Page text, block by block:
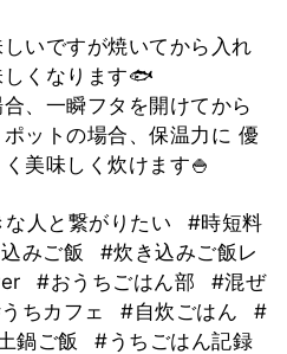
いですが焼いてから入れ
しくなります🐟
、一瞬フタを開けてから
ットの場合、保温力に 優
美味しく炊けます🍚
人と繋がりたい
#時短料
みご飯
#炊き込みご飯レ
#おうちごはん部
#混ぜ
ちカフェ #自炊ごはん
#
鍋ご飯
#うちごはん記録